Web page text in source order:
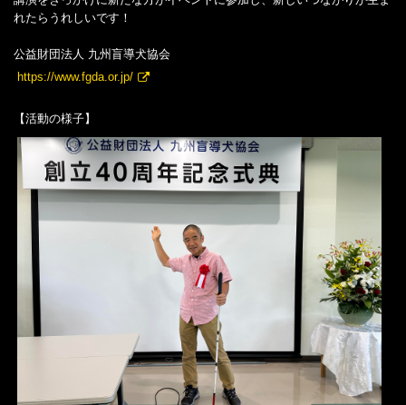
れたらうれしいです！
公益財団法人 九州盲導犬協会
https://www.fgda.or.jp/
【活動の様子】